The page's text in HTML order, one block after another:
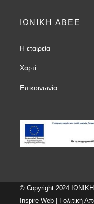
ΙΩΝΙΚΗ ΑΒΕΕ
Η εταιρεία
Χαρτί
Επικοινωνία
© Copyright 2024
Inspire Web
Πολιτική